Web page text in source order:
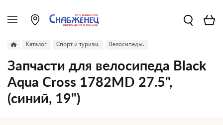
Каталог Спорт и туризм. Велосипеды.
Запчасти для велосипеда Black
Aqua Cross 1782MD 27.5",
(синий, 19")